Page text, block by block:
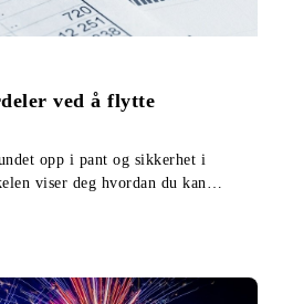
ved å flytte
opp i pant og sikkerhet i
viser deg hvordan du kan